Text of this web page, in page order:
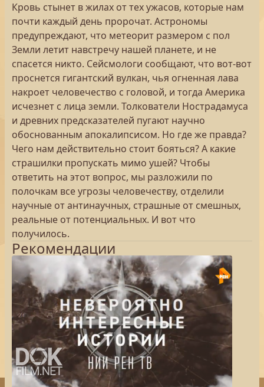
Кровь стынет в жилах от тех ужасов, которые нам
почти каждый день пророчат. Астрономы
предупреждают, что метеорит размером с пол
Земли летит навстречу нашей планете, и не
спасется никто. Сейсмологи сообщают, что вот-вот
проснется гигантский вулкан, чья огненная лава
накроет человечество с головой, и тогда Америка
исчезнет с лица земли. Толкователи Нострадамуса
и древних предсказателей пугают научно
обоснованным апокалипсисом. Но где же правда?
Чего нам действительно стоит бояться? А какие
страшилки пропускать мимо ушей? Чтобы
ответить на этот вопрос, мы разложили по
полочкам все угрозы человечеству, отделили
научные от антинаучных, страшные от смешных,
реальные от потенциальных. И вот что
получилось.
Рекомендации